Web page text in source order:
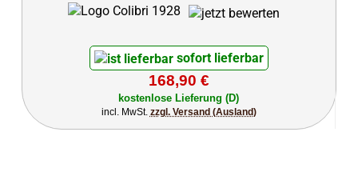
sofort lieferbar
168,90 €
kostenlose Lieferung (D)
incl. MwSt. zzgl. Versand (Ausland)